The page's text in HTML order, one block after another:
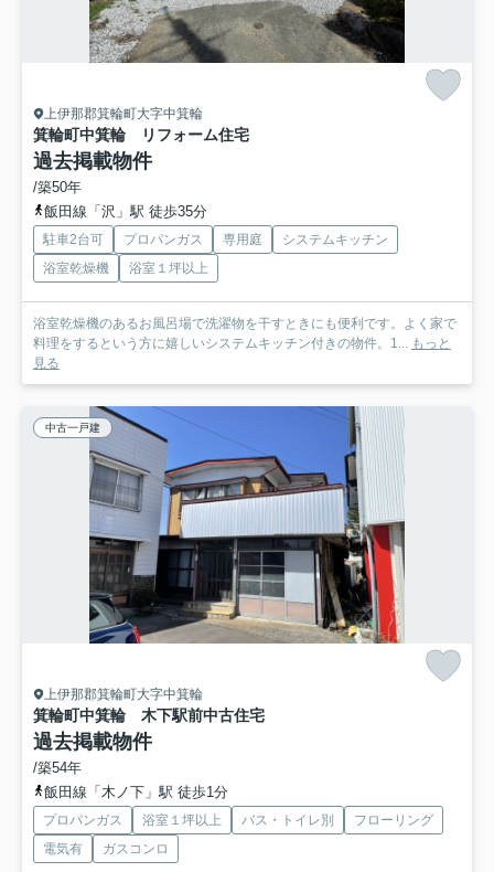
上伊那郡箕輪町大字中箕輪
箕輪町中箕輪 リフォーム住宅
過去掲載物件
/築50年
飯田線「沢」駅 徒歩35分
駐車2台可 プロパンガス 専用庭
システムキッチン
浴室乾燥機
浴室１坪以上
浴室乾燥機のあるお風呂場で洗濯物を干すときにも便利です。よく家で
料理をするという方に嬉しいシステムキッチン付きの物件。1... もっと
見る
中古一戸建
上伊那郡箕輪町大字中箕輪
箕輪町中箕輪 木下駅前中古住宅
過去掲載物件
/築54年
飯田線「木ノ下」駅 徒歩1分
プロパンガス 浴室１坪以上 バス・トイレ別
フローリング
電気有
ガスコンロ